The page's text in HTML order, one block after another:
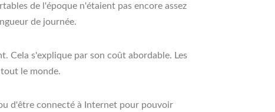
de l'époque n'étaient pas encore assez
de journée.
Cela s'explique par son coût abordable. Les
le monde.
d'être connecté à Internet pour pouvoir